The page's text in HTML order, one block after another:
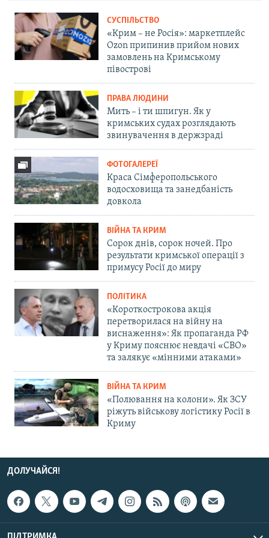
СУСПІЛЬСТВО
«Крим – не Росія»: маркетплейс
Ozon припинив прийом нових
замовлень на Кримському
півострові
ПРАВА ЛЮДИНИ
Мить – і ти шпигун. Як у
кримських судах розглядають
звинувачення в держзраді
ФОТОГАЛЕРЕЇ
Краса Сімферопольського
водосховища та занедбаність
довкола
ВІЙНА ТА КРИМ
Сорок днів, сорок ночей. Про
результати кримської операції з
примусу Росії до миру
ПОЛІТИКА
«Короткострокова акція
перетворилася на війну на
виснаження»: Як пропаганда РФ
у Криму пояснює невдачі «СВО»
та залякує «мінними атаками»
ВІЙНА ТА КРИМ
«Полювання на колони». Як ЗСУ
ріжуть військову логістику Росії в
Криму
ДОЛУЧАЙСЯ!